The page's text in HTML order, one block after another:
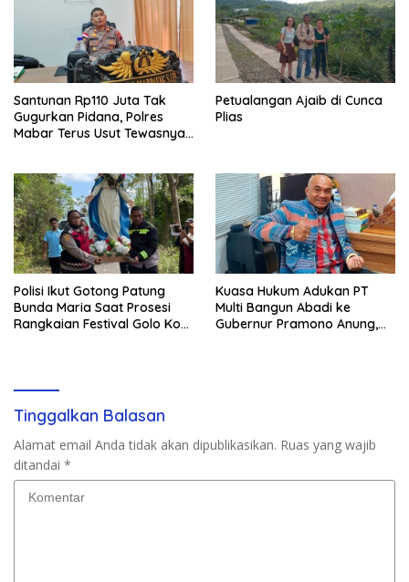
Santunan Rp110 Juta Tak
Gugurkan Pidana, Polres
Mabar Terus Usut Tewasnya
Petualangan Ajaib di Cunca
Plias
Polisi Ikut Gotong Patung
Bunda Maria Saat Prosesi
Rangkaian Festival Golo Koe
Kuasa Hukum Adukan PT
Multi Bangun Abadi ke
Gubernur Pramono Anung,
Tinggalkan Balasan
Alamat email Anda tidak akan dipublikasikan. Ruas yang wajib
ditandai *